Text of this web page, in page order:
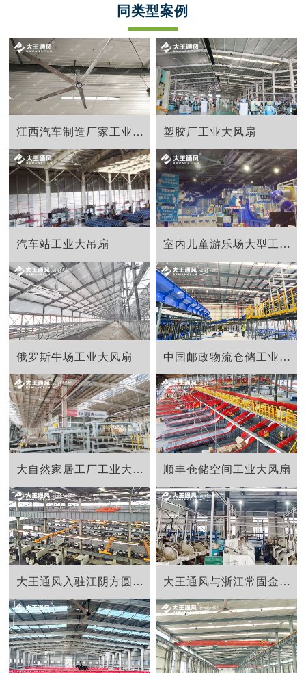
同类型案例
江西汽车制造厂家工业节能大风扇 塑胶厂工业大风扇
汽车站工业大吊扇 室内儿童游乐场大型工业风扇
俄罗斯牛场工业大风扇 中国邮政物流仓储工业大吊扇
大自然家居工厂工业大吊扇 顺丰仓储空间工业大风扇
大王通风入驻江阴方圆环锻法兰生产工厂 大王通风与浙江常固金属合力打造舒适生产车间